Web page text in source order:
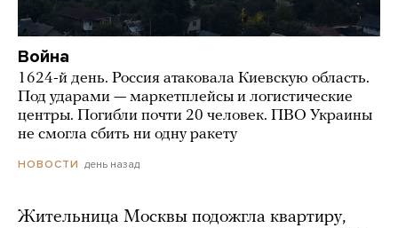
Война
1624-й день. Россия атаковала Киевскую область.
Под ударами — маркетплейсы и логистические
центры. Погибли почти 20 человек. ПВО Украины
не смогла сбить ни одну ракету
НОВОСТИ день назад
Жительница Москвы подожгла квартиру,